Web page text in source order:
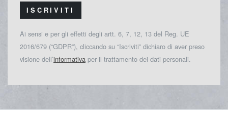
ISCRIVITI
Ai sensi e per gli effetti degli artt. 6, 7, 12, 13 del Reg. UE
2016/679 (“GDPR”), cliccando su “Iscriviti” dichiaro di aver preso
visione dell’informativa per il trattamento dei dati personali.